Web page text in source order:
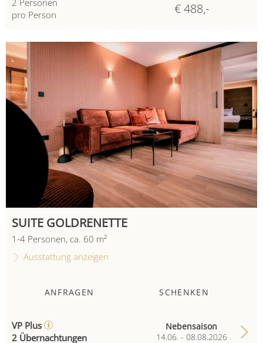
pro Person
€ 488,-
SUITE GOLDRENETTE
1 -4 Personen, ca. 60 m²
Ausstattung anzeigen
ANFRAGEN SCHENKEN
VP Plus
2 Übernachtungen
Nebensaison
14.06. - 08.08.2026